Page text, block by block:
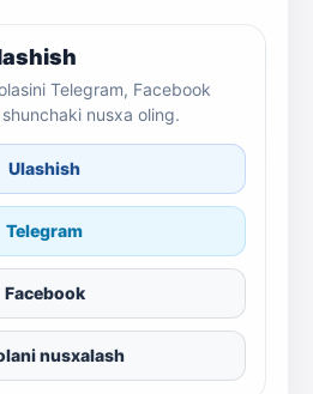
Telegram, Facebook
nusxa oling.
Ulashish
Telegram
Facebook
nusxalash